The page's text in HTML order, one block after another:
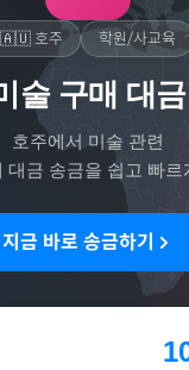
🇦🇺호주 학원/사교육
술 구매 대
호주에서 미술 관련
대금 송금을 쉽고 빠르
지금 바로 송금하기